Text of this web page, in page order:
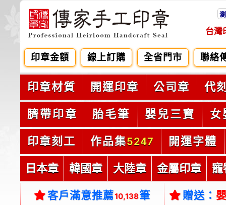
台灣
印章金額 線上訂購 全省門市 聯絡
印章材質 開運印章 公司章 代
臍帶印章 胎毛筆 嬰兒三寶 女
印章刻工 作品集5247 開運字體
日本章 韓國章 大陸章 金屬印章 寵
客戶滿意推薦10,138筆 贈送：